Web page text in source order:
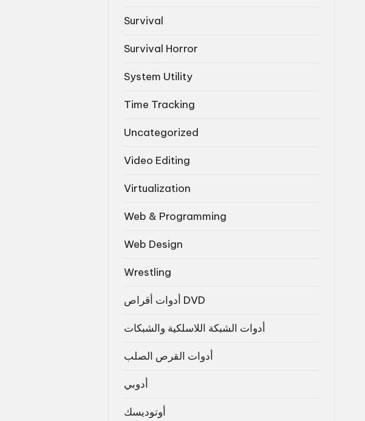
Survival
Survival Horror
System Utility
Time Tracking
Uncategorized
Video Editing
Virtualization
Web & Programming
Web Design
Wrestling
أدوات أقراص DVD
أدوات الشبكة اللاسلكية والشبكات
أدوات القرص الصلب
أدوبي
أوتوديسك